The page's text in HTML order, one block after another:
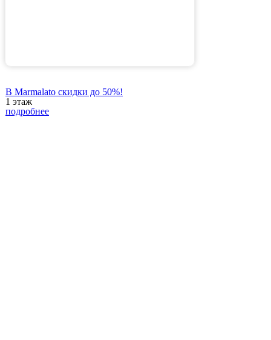
В Marmalato скидки до 50%!
1 этаж
подробнее